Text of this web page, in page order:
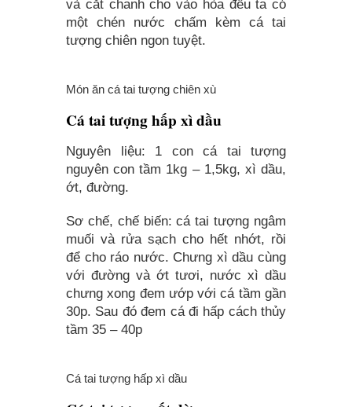
và cắt chanh cho vào hòa đều ta có
một chén nước chấm kèm cá tai
tượng chiên ngon tuyệt.
Món ăn cá tai tượng chiên xù
Cá tai tượng hấp xì dầu
Nguyên liệu: 1 con cá tai tượng
nguyên con tầm 1kg – 1,5kg, xì dầu,
ớt, đường.
Sơ chế, chế biến: cá tai tượng ngâm
muối và rửa sạch cho hết nhớt, rồi
để cho ráo nước. Chưng xì dầu cùng
với đường và ớt tươi, nước xì dầu
chưng xong đem ướp với cá tầm gần
30p. Sau đó đem cá đi hấp cách thủy
tầm 35 – 40p
Cá tai tượng hấp xì dầu